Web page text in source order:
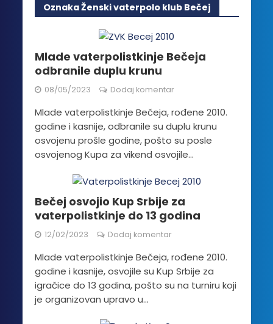
Oznaka Ženski vaterpolo klub Bečej
Mlade vaterpolistkinje Bečeja
odbranile duplu krunu
08/05/2023 Dodaj komentar
Mlade vaterpolistkinje Bečeja, rođene 2010.
godine i kasnije, odbranile su duplu krunu
osvojenu prošle godine, pošto su posle
osvojenog Kupa za vikend osvojile...
Bečej osvojio Kup Srbije za
vaterpolistkinje do 13 godina
12/02/2023 Dodaj komentar
Mlade vaterpolistkinje Bečeja, rođene 2010.
godine i kasnije, osvojile su Kup Srbije za
igračice do 13 godina, pošto su na turniru koji
je organizovan upravo u...